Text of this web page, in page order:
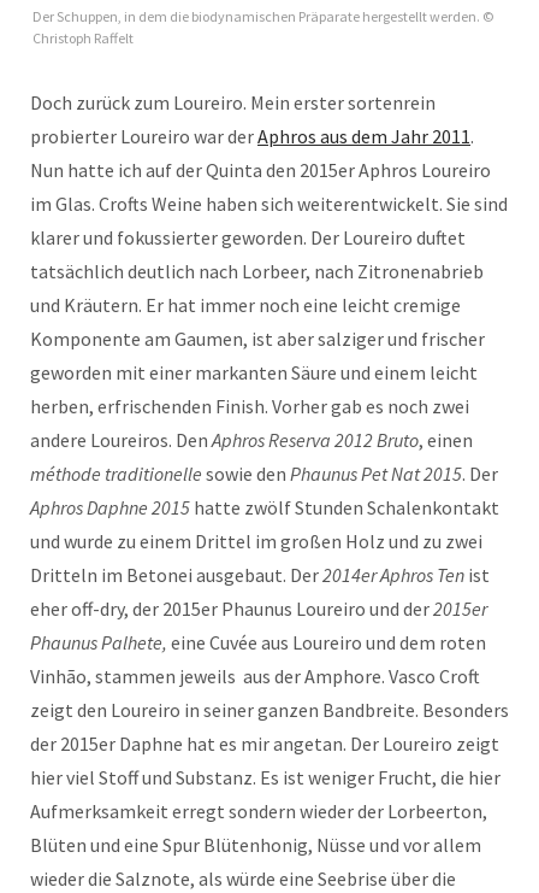
Der Schuppen, in dem die biodynamischen Präparate hergestellt werden. ©
Christoph Raffelt
Doch zurück zum Loureiro. Mein erster sortenrein
probierter Loureiro war derAphros aus dem Jahr 2011.
Nun hatte ich auf der Quinta den 2015er Aphros Loureiro
im Glas. Crofts Weine haben sich weiterentwickelt. Sie sind
klarer und fokussierter geworden. Der Loureiro duftet
tatsächlich deutlich nach Lorbeer, nach Zitronenabrieb
und Kräutern. Er hat immer noch eine leicht cremige
Komponente am Gaumen, ist aber salziger und frischer
geworden mit einer markanten Säure und einem leicht
herben, erfrischenden Finish. Vorher gab es noch zwei
andere Loureiros. Den Aphros Reserva 2012 Bruto, einen
méthode traditionelle sowie den Phaunus Pet Nat 2015. Der
Aphros Daphne 2015 hatte zwölf Stunden Schalenkontakt
und wurde zu einem Drittel im großen Holz und zu zwei
Dritteln im Betonei ausgebaut. Der2014er Aphros Ten ist
eher off-dry, der 2015er Phaunus Loureiro und der2015er
Phaunus Palhete, eine Cuvée aus Loureiro und dem roten
Vinhão, stammen jeweils aus der Amphore. Vasco Croft
zeigt den Loureiro in seiner ganzen Bandbreite. Besonders
der 2015er Daphne hat es mir angetan. Der Loureiro zeigt
hier viel Stoff und Substanz. Es ist weniger Frucht, die hier
Aufmerksamkeit erregt sondern wieder der Lorbeerton,
Blüten und eine Spur Blütenhonig, Nüsse und vor allem
wieder die Salznote, als würde eine Seebrise über die